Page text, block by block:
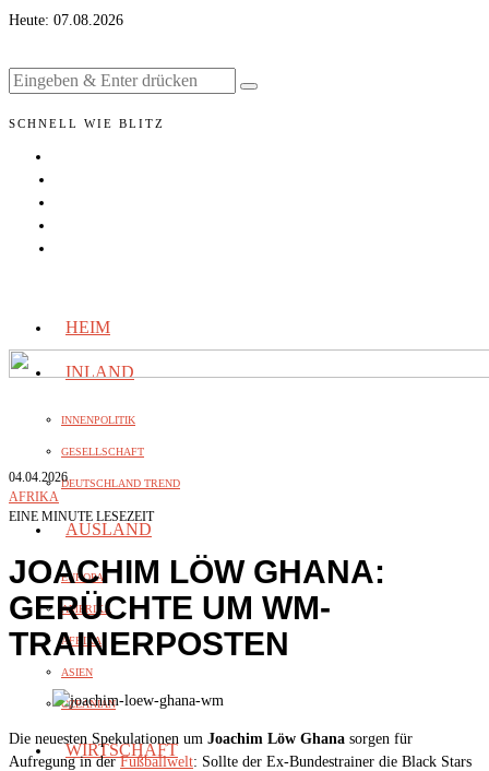
Heute: 07.08.2026
SCHNELL WIE BLITZ
HEIM
INLAND
INNENPOLITIK
GESELLSCHAFT
DEUTSCHLAND TREND
AUSLAND
EUROPA
AMERIKA
AFRIKA
ASIEN
OZEANIAN
WIRTSCHAFT
04.04.2026
AFRIKA
EINE MINUTE LESEZEIT
JOACHIM LÖW GHANA:
GERÜCHTE UM WM-
TRAINERPOSTEN
Die neuesten Spekulationen um Joachim Löw Ghana sorgen für
Aufregung in derFußballwelt: Sollte der Ex-Bundestrainer die Black Stars